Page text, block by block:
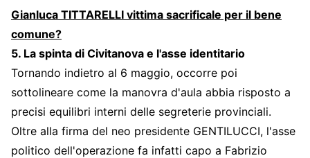
Gianluca TITTARELLI vittima sacrificale per il bene
comune?
5. La spinta di Civitanova e l'asse identitario
Tornando indietro al 6 maggio, occorre poi
sottolineare come la manovra d'aula abbia risposto a
precisi equilibri interni delle segreterie provinciali.
Oltre alla firma del neo presidente GENTILUCCI, l'asse
politico dell'operazione fa infatti capo a Fabrizio